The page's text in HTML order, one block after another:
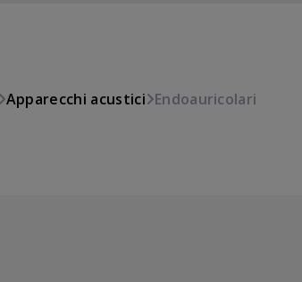
Apparecchi acustici Endoauricolari